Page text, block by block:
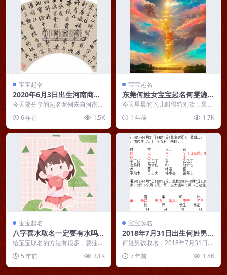
宝宝起名
2020年6月3日出生河南商丘
张姓男宝宝起名张纪恩
今天要分享的起名案例来自河南商
分，张先生的妻子在...
6 年前 1.5K
宝宝起名
东莞何姓女宝宝起名何雯漉：
五方霞彩结成雯，洪波里面金
丸漉
今天早晨的鸟儿叫得特别欢，果然
先生夫妻今天早上2点...
1 年前 1.7K
宝宝起名
八字喜水取名一定要有水吗？
五行属水的好名字推荐
给宝宝取名的方法有很多，要注意
考虑字的发音，还要注...
5 年前 3.1K
宝宝起名
2018年7月31日出生何姓男宝
宝起名 何泽荣
何姓男孩取名，2018年7月31日下
木生於未月，兩...
7 年前 1.8K